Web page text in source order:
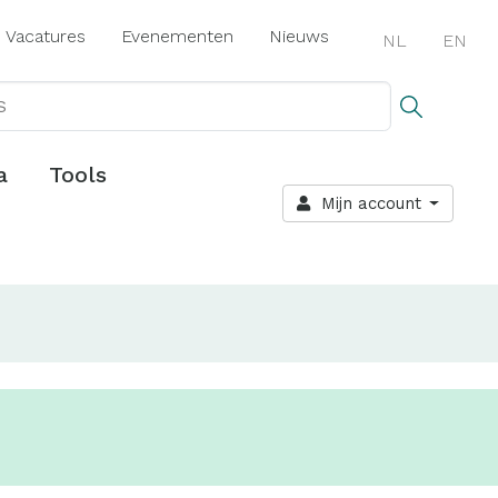
Vacatures Evenementen Nieuws NL EN
Tools
Mijn account